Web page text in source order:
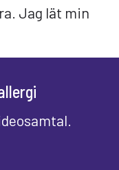
Jag lät min